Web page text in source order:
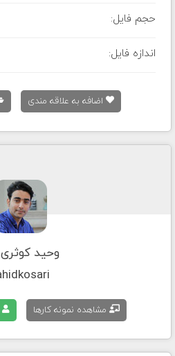
حجم فایل:
اندازه فایل:
اضافه به علاقه مندی
وحید کوثری
مشاهده نمونه کارها